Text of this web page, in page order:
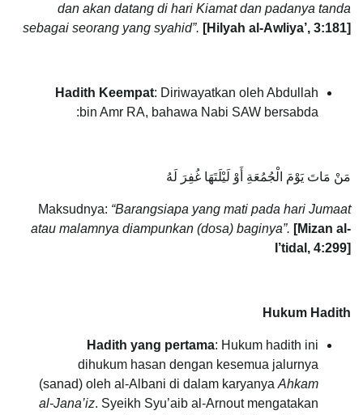
dan akan datang di hari Kiamat dan padanya tanda
sebagai seorang yang syahid”. [Hilyah al-Awliya’, 3:181]
Hadith Keempat: Diriwayatkan oleh Abdullah
bin Amr RA, bahawa Nabi SAW bersabda:
مَنْ مَاتَ يَوْمَ الْجُمُعَةِ أَوْ لَيْلَتَهَا غُفِرَ لَهُ
Maksudnya: “Barangsiapa yang mati pada hari Jumaat
atau malamnya diampunkan (dosa) baginya”. [Mizan al-
I’tidal, 4:299]
Hukum Hadith
Hadith yang pertama: Hukum hadith ini
dihukum hasan dengan kesemua jalurnya
(sanad) oleh al-Albani di dalam karyanya Ahkam
al-Jana’iz. Syeikh Syu’aib al-Arnout mengatakan